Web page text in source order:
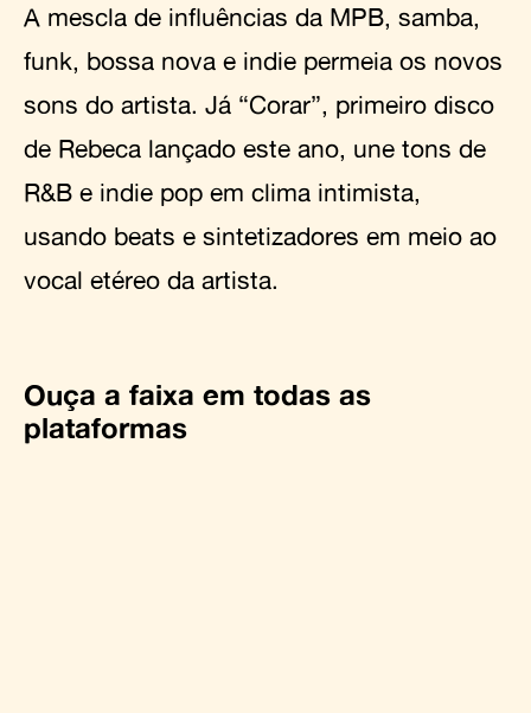
A mescla de influências da MPB, samba,
funk, bossa nova e indie permeia os novos
sons do artista. Já “Corar”, primeiro disco
de Rebeca lançado este ano, une tons de
R&B e indie pop em clima intimista,
usando beats e sintetizadores em meio ao
vocal etéreo da artista.
Ouça a faixa em todas as
plataformas